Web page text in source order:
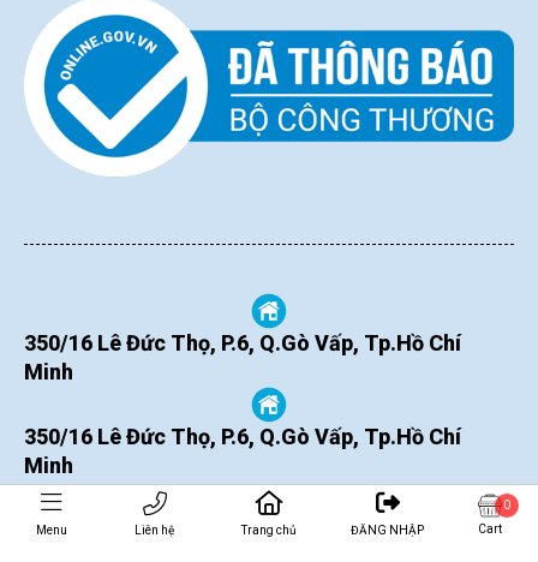
Menu Liên hệ Trang chủ ĐĂNG NHẬP
0
Cart
350/16 Lê Đức Thọ, P.6, Q.Gò Vấp, Tp.Hồ Chí
Minh
350/16 Lê Đức Thọ, P.6, Q.Gò Vấp, Tp.Hồ Chí
Minh